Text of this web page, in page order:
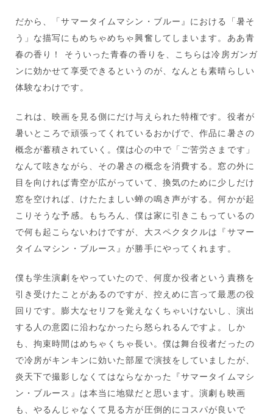
だから、「サマータイムマシン・ブルー』における「暑そ
う」な描写にもめちゃめちゃ興奮してしまいます。ああ青
春の香り！ そういった青春の香りを、こちらは冷房ガンガ
ンに効かせて享受できるというのが、なんとも素晴らしい
体験なわけです。
これは、映画を見る側にだけ与えられた特権です。役者が
暑いところで頑張ってくれているおかげで、作品に暑さの
概念が蓄積されていく。僕は心の中で「ご苦労さまです」
なんて呟きながら、その暑さの概念を消費する。窓の外に
目を向ければ青空が広がっていて、換気のために少しだけ
窓を空ければ、けたたましい蝉の鳴き声がする。何かが起
こりそうな予感。もちろん、僕は家に引きこもっているの
で何も起こらないわけですが、大スペクタクルは『サマー
タイムマシン・ブルース』が勝手にやってくれます。
僕も学生演劇をやっていたので、何度か役者という責務を
引き受けたことがあるのですが、控えめに言って最悪の役
回りです。膨大なセリフを覚えなくちゃいけないし、演出
する人の意図に沿わなかったら怒られるんですよ。しか
も、拘束時間はめちゃくちゃ長い。僕は舞台役者だったの
で冷房がキンキンに効いた部屋で演技をしていましたが、
炎天下で撮影しなくてはならなかった『サマータイムマシ
ン・ブルース』は本当に地獄だと思います。演劇も映画
も、やるんじゃなくて見る方が圧倒的にコスパが良いで